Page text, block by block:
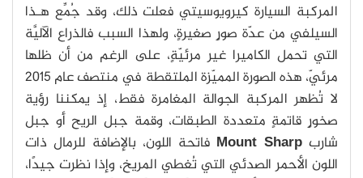
المركبة السيارة كيرويوسيتي فعلت ذلك، وقد جُمِّع هـذا
السيلفي من عدّة صورٍ صغيرةٍ، ولهذا السبب فالذراع الآليَّة
التي تحمل الكاميرا غير مرئيّةٍ، على الرغم من أن ظلها
مرئيّ، هذه الصورة المميّزة الملتقطة في منتصف عام 2015
لا تُظهر المركبة الجوالة المغامرة فقط، إذ يمكننا رؤية
صخورٍ قاتمةٍ متعددة الطبقات، وقمة جبل الريح أو جبل
شاربMount Sharp فاتحة اللون، بالإضافة للرمال ذات
اللون الأحمر الصدئي التي تُغطي المريخ، وإذا نظرت جيدًا،